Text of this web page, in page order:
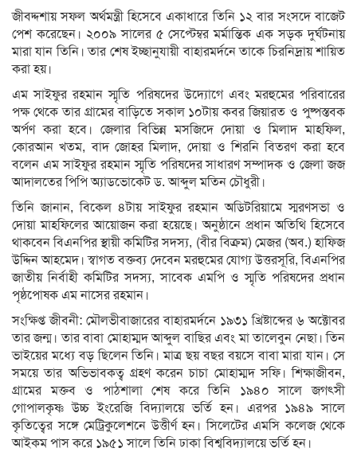
জীবদ্দশায় সফল অর্থমন্ত্রী হিসেবে একাধারে তিনি ১২ বার সংসদে বাজেট
পেশ করেছেন। ২০০৯ সালের ৫ সেপ্টেম্বর মর্মান্তিক এক সড়ক দুর্ঘটনায়
মারা যান তিনি। তার শেষ ইচ্ছানুযায়ী বাহারমর্দনে তাকে চিরনিদ্রায় শায়িত
করা হয়।
এম সাইফুর রহমান স্মৃতি পরিষদের উদ্যোগে এবং মরহুমের পরিবারের
পক্ষ থেকে তার গ্রামের বাড়িতে সকাল ১০টায় কবর জিয়ারত ও পুষ্পস্তবক
অর্পণ করা হবে। জেলার বিভিন্ন মসজিদে দোয়া ও মিলাদ মাহফিল,
কোরআন খতম, বাদ জোহর মিলাদ, দোয়া ও শিরনি বিতরণ করা হবে
বলেন এম সাইফুর রহমান স্মৃতি পরিষদের সাধারণ সম্পাদক ও জেলা জজ
আদালতের পিপি অ্যাডভোকেট ড. আব্দুল মতিন চৌধুরী।
তিনি জানান, বিকেল ৪টায় সাইফুর রহমান অডিটরিয়ামে স্মরণসভা ও
দোয়া মাহফিলের আয়োজন করা হয়েছে। অনুষ্ঠানে প্রধান অতিথি হিসেবে
থাকবেন বিএনপির স্থায়ী কমিটির সদস্য, (বীর বিক্রম) মেজর (অব.) হাফিজ
উদ্দিন আহমেদ। স্বাগত বক্তব্য দেবেন মরহুমের যোগ্য উত্তরসূরি, বিএনপির
জাতীয় নির্বাহী কমিটির সদস্য, সাবেক এমপি ও স্মৃতি পরিষদের প্রধান
পৃষ্ঠপোষক এম নাসের রহমান।
সংক্ষিপ্ত জীবনী: মৌলভীবাজারের বাহারমর্দনে ১৯৩১ খ্রিষ্টাব্দের ৬ অক্টোবর
তার জন্ম। তার বাবা মোহাম্মদ আব্দুল বাছির এবং মা তালেবুন নেছা। তিন
ভাইয়ের মধ্যে বড় ছিলেন তিনি। মাত্র ছয় বছর বয়সে বাবা মারা যান। সে
সময়ে তার অভিভাবকত্ব গ্রহণ করেন চাচা মোহাম্মদ সফি। শিক্ষাজীবন,
গ্রামের মক্তব ও পাঠশালা শেষ করে তিনি ১৯৪০ সালে জগৎসী
গোপালকৃষ্ণ উচ্চ ইংরেজি বিদ্যালয়ে ভর্তি হন। এরপর ১৯৪৯ সালে
কৃতিত্বের সঙ্গে মেট্রিকুলেশনে উত্তীর্ণ হন। সিলেটের এমসি কলেজ থেকে
আইকম পাস করে ১৯৫১ সালে তিনি ঢাকা বিশ্ববিদ্যালয়ে ভর্তি হন।